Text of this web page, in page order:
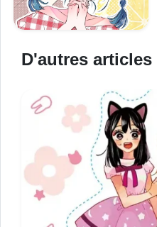
D'autres articles